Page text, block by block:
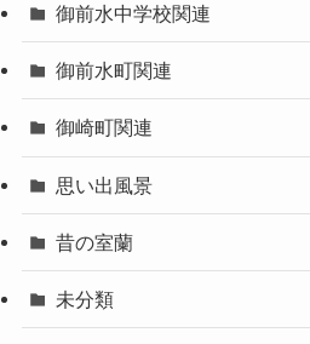
御前水中学校関連
御前水町関連
御崎町関連
思い出風景
昔の室蘭
未分類